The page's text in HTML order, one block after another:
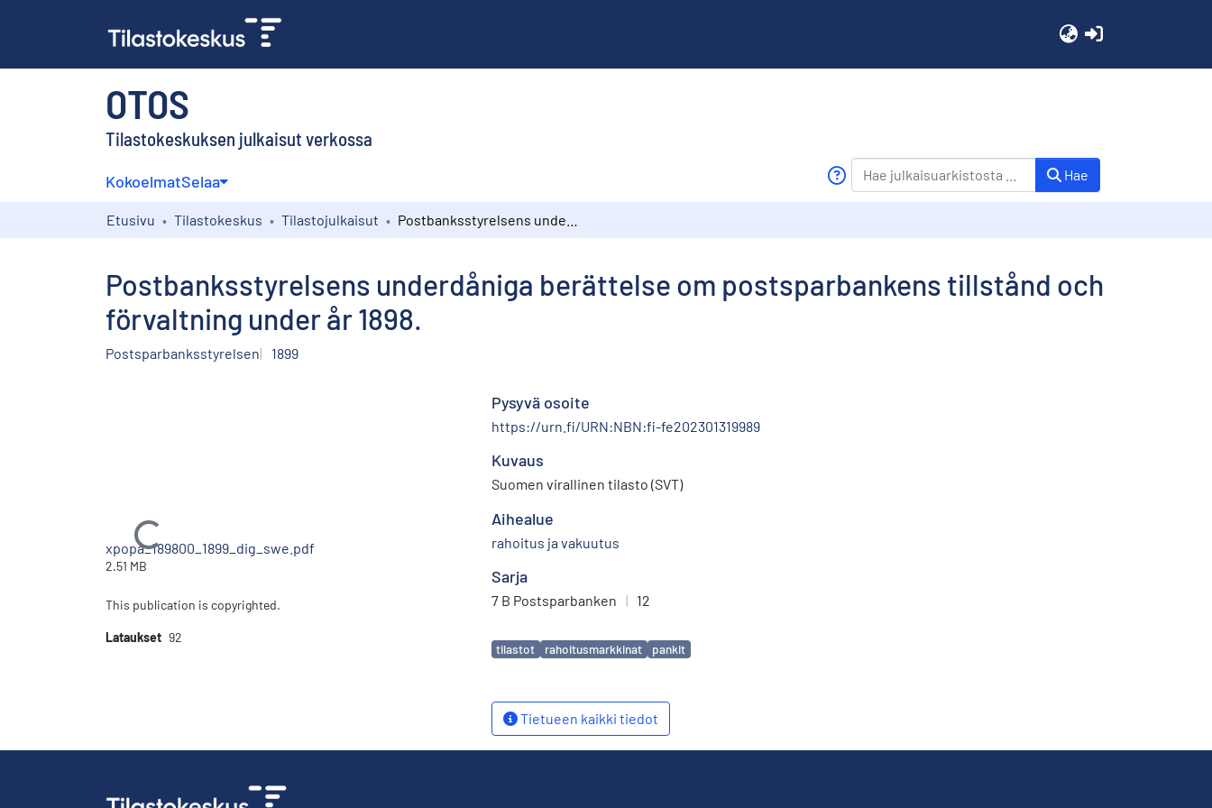
OTOS
Tilastokeskuksen julkaisut verkossa
KokoelmatSelaa Hae
Etusivu Tilastokeskus Tilastojulkaisut
Postbanksstyrelsens underdåniga berättelse om postsparbankens tillstånd och
förvaltning under år 1898.
Postsparbanksstyrelsen 1899
Ladataan...
xpopa_189800_1899_dig_swe.pdf
2.51 MB
This publication is copyrighted.
Lataukset 92
Pysyvä osoite
https://urn.fi/URN:NBN:fi-fe202301319989
Kuvaus
Suomen virallinen tilasto (SVT)
Aihealue
rahoitus ja vakuutus
Sarja
7 B Postsparbanken | 12
Avainsanat
tilastot rahoitusmarkkinat pankit
Tietueen kaikki tiedot